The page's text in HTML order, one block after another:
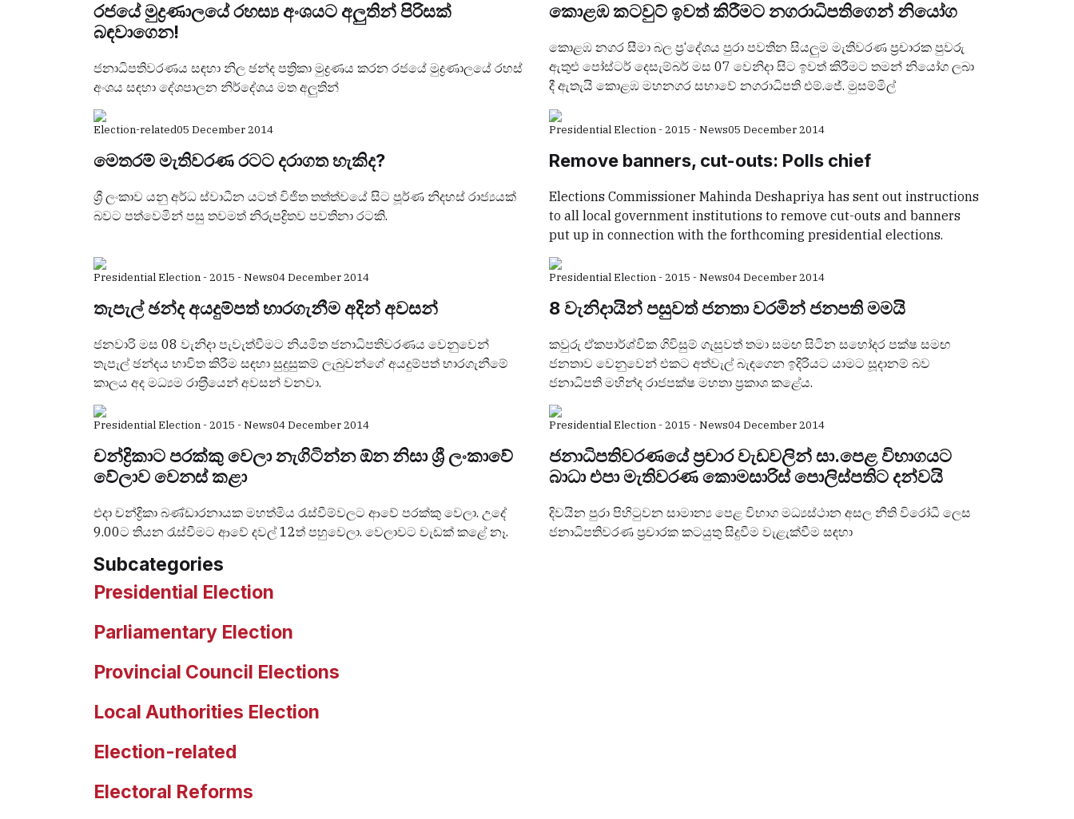
රජයේ මුද්‍රණාලයේ රහස්‍ය අංශයට අලුතින් පිරිසක්‌
බඳවාගෙන!
ජනාධිපතිවරණය සඳහා නිල ඡන්ද පත්‍රිකා මුද්‍රණය කරන රජයේ මුද්‍රණාලයේ රහස්‌
අංශය සඳහා දේශපාලන නිර්දේශය මත අලුතින්
කොළඹ කටවුට් ඉවත් කිරීමට නගරාධිපතිගෙන් නියෝග
කොළඹ නගර සීමා බල ප්‍ර‘දේශය පුරා පවතින සියලුම මැතිවරණ ප්‍රචාරක පුවරු
ඇතුළු පෝස්ටර් දෙසැම්බර් මස 07 වෙනිදා සිට ඉවත් කිරීමට තමන් නියෝග ලබා
දී ඇතැයි කොළඹ මහනගර සභාවේ නගරාධිපති එම්.ජේ. මුසම්මිල්
Election-related05 December 2014
මෙතරම් මැතිවරණ රටට දරාගත හැකිද?
ශ්‍රී ලංකාව යනු අර්ධ ස්වාධීන යටත් විජිත තත්ත්වයේ සිට පූර්ණ නිදහස් රාජ්‍යයක්
බවට පත්වෙමින් පසු තවමත් නිරුපද්‍රිතව පවතිනා රටකි.
Presidential Election - 2015 - News05 December 2014
Remove banners, cut-outs: Polls chief
Elections Commissioner Mahinda Deshapriya has sent out instructions
to all local government institutions to remove cut-outs and banners
put up in connection with the forthcoming presidential elections.
Presidential Election - 2015 - News04 December 2014
තැපැල් ඡන්ද අයදුම්පත් භාරගැනීම අදින් අවසන්
ජනවාරි මස 08 වැනිදා පැවැත්වීමට නියමිත ජනාධිපතිවරණය වෙනුවෙන්
තැපැල් ඡන්දය භාවිත කිරීම සඳහා සුදුසුකම් ලැබුවන්ගේ අයදුම්පත් භාරගැනීමේ
කාලය අද මධ්‍යම රාත‍්‍රීයෙන් අවසන් වනවා.
Presidential Election - 2015 - News04 December 2014
8 වැනිදායින් පසුවත් ජනතා වරමින් ජනපති මමයි
කවුරු ඒකපාර්ශ්වික ගිවිසුම් ගැසුවත් තමා සමඟ සිටින සහෝදර පක්ෂ සමඟ
ජනතාව වෙනුවෙන් එකට අත්වැල් බැඳගෙන ඉදිරියට යාමට සූදානම් බව
ජනාධිපති මහින්ද රාජපක්ෂ මහතා ප්‍රකාශ කළේය.
Presidential Election - 2015 - News04 December 2014
චන්ද්‍රිකාට පරක්කු වෙලා නැගිටින්න ඕන නිසා ශ්‍රී ලංකාවේ
වේලාව වෙනස් කළා
එදා චන්ද්‍රිකා බණ්ඩාරනායක මහත්මිය රැස්වීම්වලට ආවේ පරක්කු වෙලා. උදේ
9.00ට තියන රැස්වීමට ආවේ දවල් 12ත් පහුවෙලා. වෙලාවට වැඩක් කළේ නෑ.
Presidential Election - 2015 - News04 December 2014
ජනාධිපතිවරණයේ ප්‍රචාර වැඩවලින් සා.පෙළ විභාගයට
බාධා එපා මැතිවරණ කොමසාරිස්‌ පොලිස්‌පතිට දන්වයි
දිවයින පුරා පිහිටුවන සාමාන්‍ය පෙළ විභාග මධ්‍යස්‌ථාන අසල නීති විරෝධී ලෙස
ජනාධිපතිවරණ ප්‍රචාරක කටයුතු සිදුවීම වැළැක්‌වීම සඳහා
Subcategories
Presidential Election
Parliamentary Election
Provincial Council Elections
Local Authorities Election
Election-related
Electoral Reforms